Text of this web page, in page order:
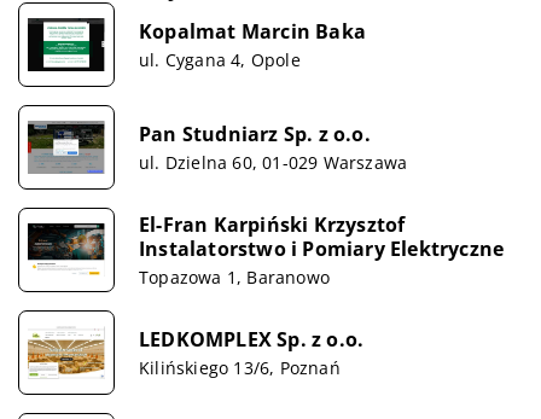
Kopalmat Marcin Baka
ul. Cygana 4, Opole
Pan Studniarz Sp. z o.o.
ul. Dzielna 60, 01-029 Warszawa
El-Fran Karpiński Krzysztof
Instalatorstwo i Pomiary Elektryczne
Topazowa 1, Baranowo
LEDKOMPLEX Sp. z o.o.
Kilińskiego 13/6, Poznań